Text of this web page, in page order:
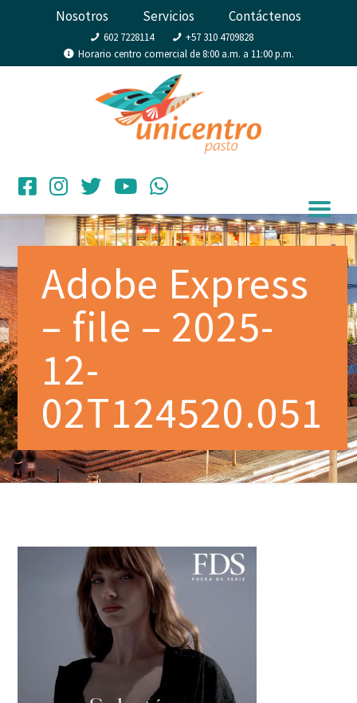
Nosotros Servicios Contáctenos
602 7228114
+57 310 4709828
Horario centro comercial de 8:00 a.m. a 11:00 p.m.
Adobe Express
– file – 2025-
12-
02T124520.051